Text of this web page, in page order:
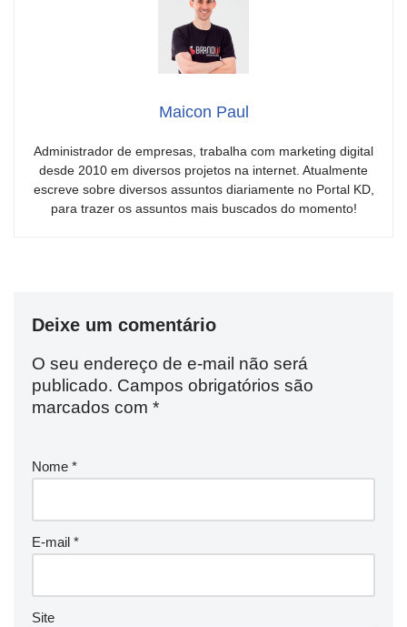
Maicon Paul
Administrador de empresas, trabalha com marketing digital
desde 2010 em diversos projetos na internet. Atualmente
escreve sobre diversos assuntos diariamente no Portal KD,
para trazer os assuntos mais buscados do momento!
Deixe um comentário
O seu endereço de e-mail não será
publicado. Campos obrigatórios são
marcados com *
Nome *
E-mail *
Site